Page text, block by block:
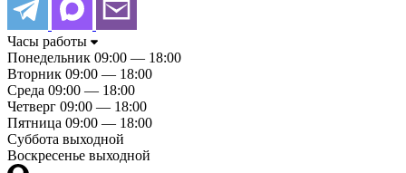
Часы работы
Понедельник 09:00 — 18:00
Вторник 09:00 — 18:00
Среда 09:00 — 18:00
Четверг 09:00 — 18:00
Пятница 09:00 — 18:00
Суббота выходной
Воскресенье выходной